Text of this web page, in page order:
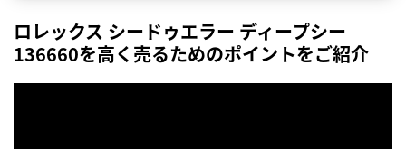
ロレックス シードゥエラー ディープシー
136660を高く売るためのポイントをご紹介